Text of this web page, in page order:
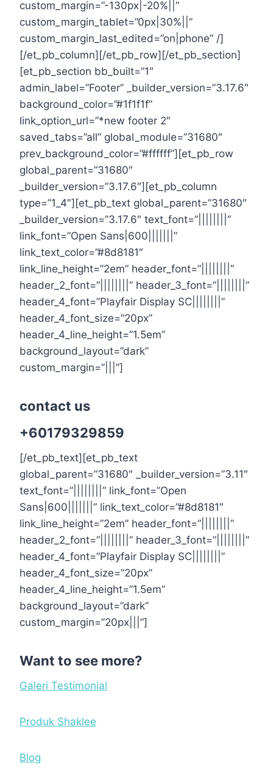
custom_margin=”-130px|-20%||”
custom_margin_tablet=”0px|30%||”
custom_margin_last_edited=”on|phone” /]
[/et_pb_column][/et_pb_row][/et_pb_section]
[et_pb_section bb_built=”1″
admin_label=”Footer” _builder_version=”3.17.6″
background_color=”#1f1f1f”
link_option_url=”*new footer 2″
saved_tabs=”all” global_module=”31680″
prev_background_color=”#ffffff”][et_pb_row
global_parent=”31680″
_builder_version=”3.17.6″][et_pb_column
type=”1_4″][et_pb_text global_parent=”31680″
_builder_version=”3.17.6″ text_font=”||||||||”
link_font=”Open Sans|600|||||||”
link_text_color=”#8d8181″
link_line_height=”2em” header_font=”||||||||”
header_2_font=”||||||||” header_3_font=”||||||||”
header_4_font=”Playfair Display SC||||||||”
header_4_font_size=”20px”
header_4_line_height=”1.5em”
background_layout=”dark”
custom_margin=”|||”]
contact us
+60179329859
[/et_pb_text][et_pb_text
global_parent=”31680″ _builder_version=”3.11″
text_font=”||||||||” link_font=”Open
Sans|600|||||||” link_text_color=”#8d8181″
link_line_height=”2em” header_font=”||||||||”
header_2_font=”||||||||” header_3_font=”||||||||”
header_4_font=”Playfair Display SC||||||||”
header_4_font_size=”20px”
header_4_line_height=”1.5em”
background_layout=”dark”
custom_margin=”20px|||”]
Want to see more?
Galeri Testimonial
Produk Shaklee
Blog